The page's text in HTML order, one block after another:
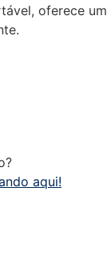
oferece um
aqui!